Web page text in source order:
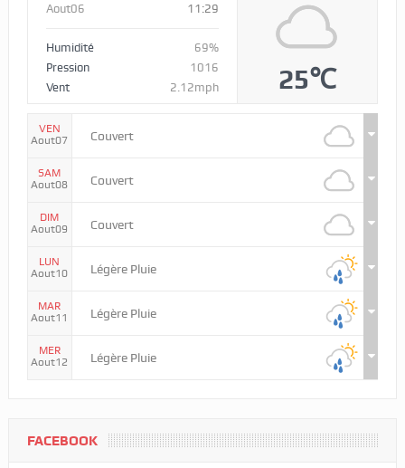
Aout06 11:29
Humidité
69%
Pression
1016
Vent
2.12mph 25℃
VEN
Aout07
Couvert
SAM
Aout08
Couvert
DIM
Aout09
Couvert
LUN
Aout10
Légère Pluie
MAR
Aout11
Légère Pluie
MER
Aout12
Légère Pluie
FACEBOOK